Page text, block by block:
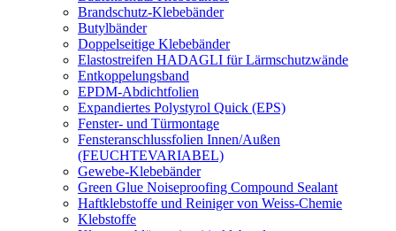
Brandschutz-Klebebänder
Butylbänder
Doppelseitige Klebebänder
Elastostreifen HADAGLI für Lärmschutzwände
Entkoppelungsband
EPDM-Abdichtfolien
Expandiertes Polystyrol Quick (EPS)
Fenster- und Türmontage
Fensteranschlussfolien Innen/Außen
(FEUCHTEVARIABEL)
Gewebe-Klebebänder
Green Glue Noiseproofing Compound Sealant
Haftklebstoffe und Reiniger von Weiss-Chemie
Klebstoffe